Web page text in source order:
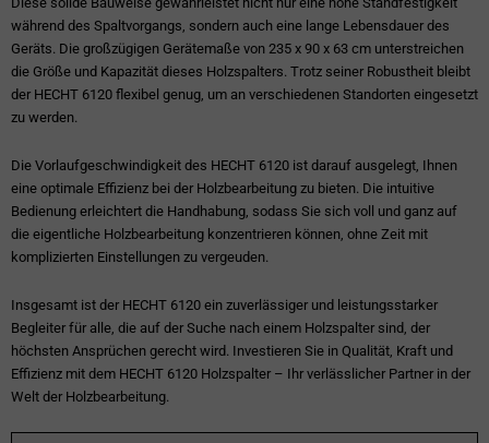
während des Spaltvorgangs, sondern auch eine lange Lebensdauer des
Geräts. Die großzügigen Gerätemaße von 235 x 90 x 63 cm unterstreichen
die Größe und Kapazität dieses Holzspalters. Trotz seiner Robustheit bleibt
der HECHT 6120 flexibel genug, um an verschiedenen Standorten eingesetzt
zu werden.
Die Vorlaufgeschwindigkeit des HECHT 6120 ist darauf ausgelegt, Ihnen
eine optimale Effizienz bei der Holzbearbeitung zu bieten. Die intuitive
Bedienung erleichtert die Handhabung, sodass Sie sich voll und ganz auf
die eigentliche Holzbearbeitung konzentrieren können, ohne Zeit mit
komplizierten Einstellungen zu vergeuden.
Insgesamt ist der HECHT 6120 ein zuverlässiger und leistungsstarker
Begleiter für alle, die auf der Suche nach einem Holzspalter sind, der
höchsten Ansprüchen gerecht wird. Investieren Sie in Qualität, Kraft und
Effizienz mit dem HECHT 6120 Holzspalter – Ihr verlässlicher Partner in der
Welt der Holzbearbeitung.